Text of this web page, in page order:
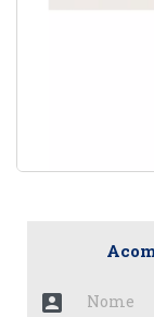
account_box